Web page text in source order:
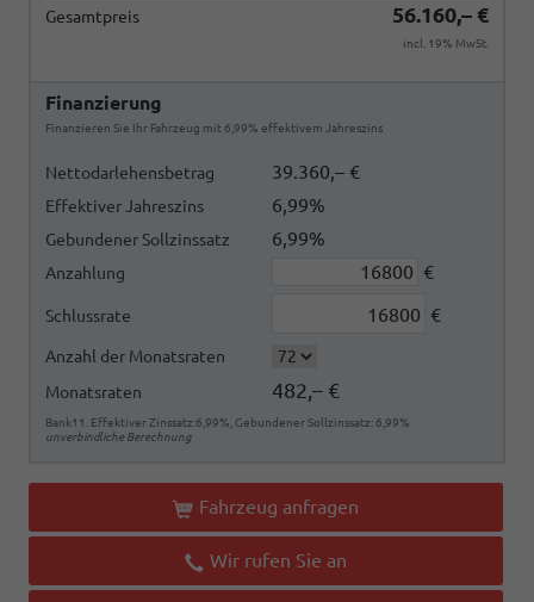
Gesamtpreis 56.160,– €
incl. 19% MwSt.
Finanzierung
Finanzieren Sie Ihr Fahrzeug mit 6,99% effektivem Jahreszins
Nettodarlehensbetrag 39.360,– €
Effektiver Jahreszins 6,99%
Gebundener Sollzinssatz 6,99%
Anzahlung €
Schlussrate €
Anzahl der Monatsraten
Monatsraten
482,– €
Bank11. Effektiver Zinssatz:6,99%, Gebundener Sollzinssatz: 6,99%
unverbindliche Berechnung
Fahrzeug anfragen
Wir rufen Sie an